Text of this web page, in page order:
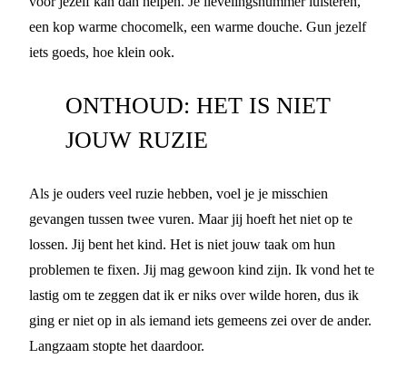
een kop warme chocomelk, een warme douche. Gun jezelf
iets goeds, hoe klein ook.
ONTHOUD: HET IS NIET
JOUW RUZIE
Als je ouders veel ruzie hebben, voel je je misschien
gevangen tussen twee vuren. Maar jij hoeft het niet op te
lossen. Jij bent het kind. Het is niet jouw taak om hun
problemen te fixen. Jij mag gewoon kind zijn. Ik vond het te
lastig om te zeggen dat ik er niks over wilde horen, dus ik
ging er niet op in als iemand iets gemeens zei over de ander.
Langzaam stopte het daardoor.